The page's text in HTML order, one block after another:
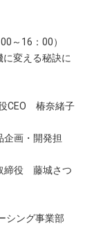
～16：00）
変える秘訣に
CEO 椿奈緒子
画・開発担
締役 藤城さつ
シング事業部